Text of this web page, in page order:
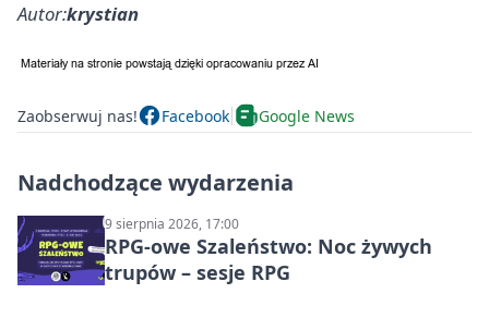
Autor:krystian
Zaobserwuj nas! Facebook Google News
Nadchodzące wydarzenia
9 sierpnia 2026, 17:00
RPG-owe Szaleństwo: Noc żywych
trupów – sesje RPG